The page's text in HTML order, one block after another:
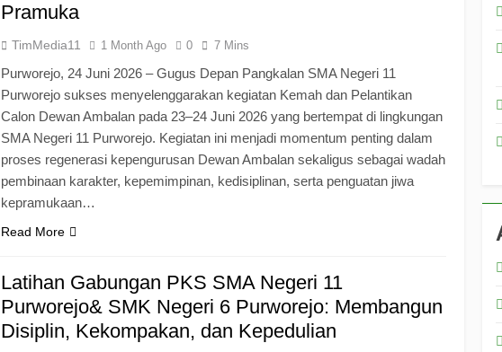
Pramuka
TimMedia11 1 Month Ago 0 7 Mins
Purworejo, 24 Juni 2026 – Gugus Depan Pangkalan SMA Negeri 11
Purworejo sukses menyelenggarakan kegiatan Kemah dan Pelantikan
Calon Dewan Ambalan pada 23–24 Juni 2026 yang bertempat di lingkungan
SMA Negeri 11 Purworejo. Kegiatan ini menjadi momentum penting dalam
proses regenerasi kepengurusan Dewan Ambalan sekaligus sebagai wadah
pembinaan karakter, kepemimpinan, kedisiplinan, serta penguatan jiwa
kepramukaan…
Read More
Latihan Gabungan PKS SMA Negeri 11
Purworejo& SMK Negeri 6 Purworejo: Membangun
Disiplin, Kekompakan, dan Kepedulian